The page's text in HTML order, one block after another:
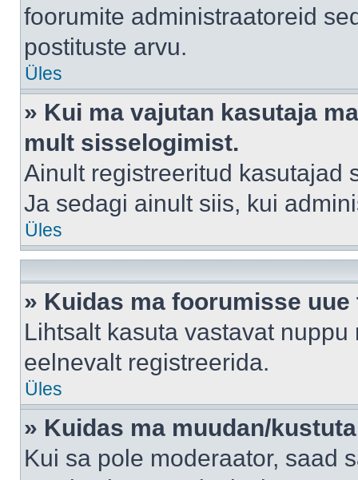
foorumite administraatoreid
postituste arvu.
Üles
» Kui ma vajutan kasutaja
mult sisselogimist.
Ainult registreeritud kasutajad
Ja sedagi ainult siis, kui
Üles
» Kuidas ma foorumisse uue
Lihtsalt kasuta vastavat
eelnevalt registreerida.
Üles
» Kuidas ma muudan/
Kui sa pole moderaator, saad